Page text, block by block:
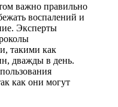
важно правильно
воспалений и
Эксперты
такими как
дважды в день.
как они могут